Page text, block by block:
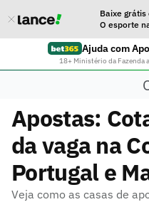
Baixe grátis
O esporte
Ajuda com
18+ Ministério da Fazenda
Apostas:
da vaga na
Portugal e
Veja como as casas de